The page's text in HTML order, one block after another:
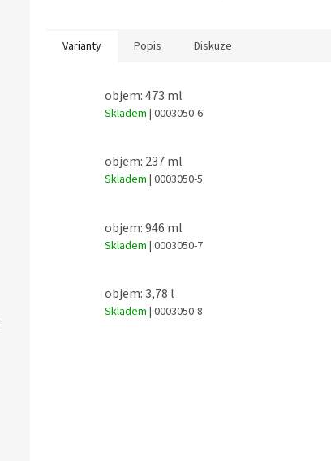
Varianty Popis Diskuze
objem: 473 ml
Skladem | 0003050-6
objem: 237 ml
Skladem | 0003050-5
objem: 946 ml
Skladem | 0003050-7
objem: 3,78 l
Skladem | 0003050-8